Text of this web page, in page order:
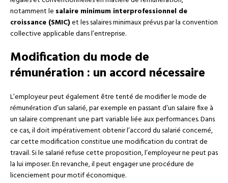
notamment le salaire minimum interprofessionnel de
croissance (SMIC)et les salaires minimaux prévus par la convention
collective applicable dans l’entreprise.
Modification du mode de
rémunération : un accord nécessaire
L’employeur peut également être tenté de modifier le mode de
rémunération d’un salarié, par exemple en passant d’un salaire fixe à
un salaire comprenant une part variable liée aux performances. Dans
ce cas, il doit impérativement obtenir l’accord du salarié concerné,
car cette modification constitue une modification du contrat de
travail. Si le salarié refuse cette proposition, l’employeur ne peut pas
la lui imposer. En revanche, il peut engager une procédure de
licenciement pour motif économique.